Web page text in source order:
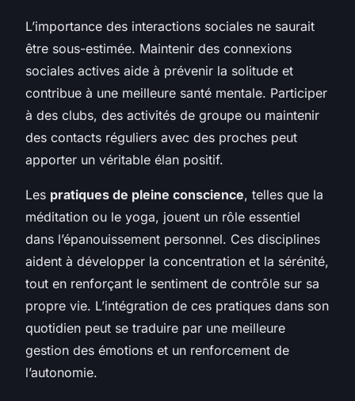
L’importance des interactions sociales ne saurait
être sous-estimée. Maintenir des connexions
sociales actives aide à prévenir la solitude et
contribue à une meilleure santé mentale. Participer
à des clubs, des activités de groupe ou maintenir
des contacts réguliers avec des proches peut
apporter un véritable élan positif.
Les pratiques de pleine conscience, telles que la
méditation ou le yoga, jouent un rôle essentiel
dans l’épanouissement personnel. Ces disciplines
aident à développer la concentration et la sérénité,
tout en renforçant le sentiment de contrôle sur sa
propre vie. L’intégration de ces pratiques dans son
quotidien peut se traduire par une meilleure
gestion des émotions et un renforcement de
l’autonomie.